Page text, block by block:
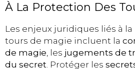
À La Protection Des
Les enjeux juridiques liés à
tours de magie incluent la
de magie, les jugements de
du secret. Protéger les